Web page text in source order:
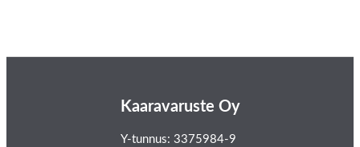
Kaaravaruste Oy
Y-tunnus: 3375984-9